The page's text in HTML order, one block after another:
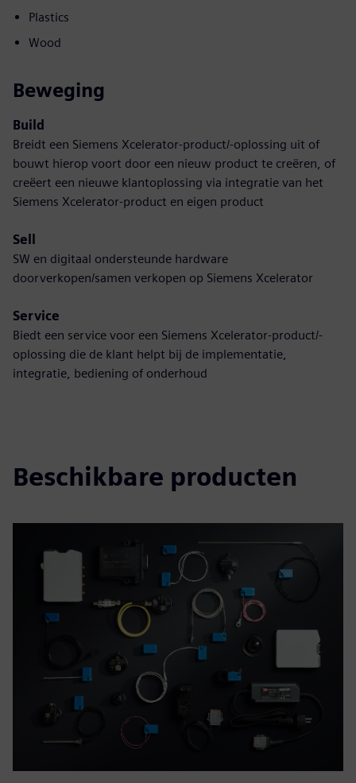
Plastics
Wood
Beweging
Build
Breidt een Siemens Xcelerator-product/-oplossing uit of
bouwt hierop voort door een nieuw product te creëren, of
creëert een nieuwe klantoplossing via integratie van het
Siemens Xcelerator-product en eigen product
Sell
SW en digitaal ondersteunde hardware
doorverkopen/samen verkopen op Siemens Xcelerator
Service
Biedt een service voor een Siemens Xcelerator-product/-
oplossing die de klant helpt bij de implementatie,
integratie, bediening of onderhoud
Beschikbare producten